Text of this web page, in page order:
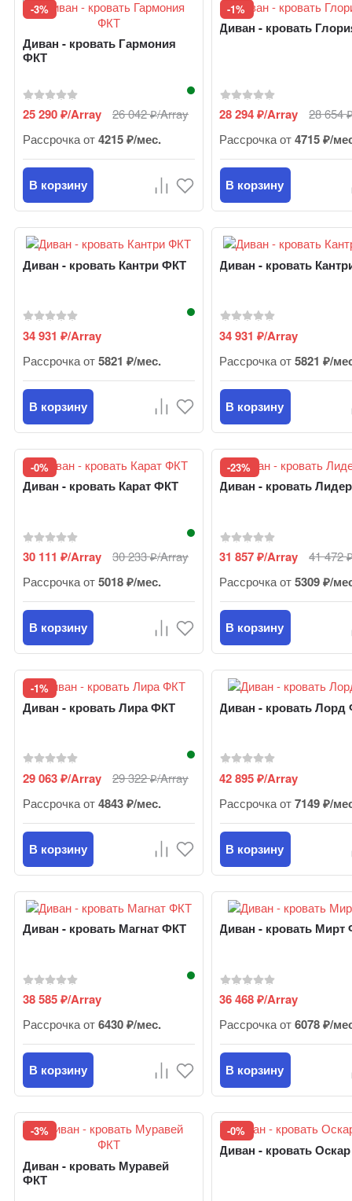
-3%
Диван - кровать Гармония
ФКТ
25 290₽/Array 26 042₽/Array
Рассрочка от4215 ₽/мес.
В корзину
-1%
Диван - кровать
28 294₽/Array 28 654
Рассрочка от4715 ₽/
В корзину
Диван - кровать Кантри ФКТ
34 931₽/Array
Рассрочка от5821 ₽/мес.
В корзину
Диван - кровать
34 931₽/Array
Рассрочка от5821 ₽/
В корзину
-0%
Диван - кровать Карат ФКТ
30 111₽/Array 30 233₽/Array
Рассрочка от5018 ₽/мес.
В корзину
-23%
Диван - кровать
31 857₽/Array 41 472
Рассрочка от5309 ₽/
В корзину
-1%
Диван - кровать Лира ФКТ
29 063₽/Array 29 322₽/Array
Рассрочка от4843 ₽/мес.
В корзину
Диван - кровать
42 895₽/Array
Рассрочка от7149 ₽/
В корзину
Диван - кровать Магнат ФКТ
38 585₽/Array
Рассрочка от6430 ₽/мес.
В корзину
Диван - кровать Мирт
36 468₽/Array
Рассрочка от6078 ₽/
В корзину
-3%
Диван - кровать Муравей
ФКТ
-0%
Диван - кровать